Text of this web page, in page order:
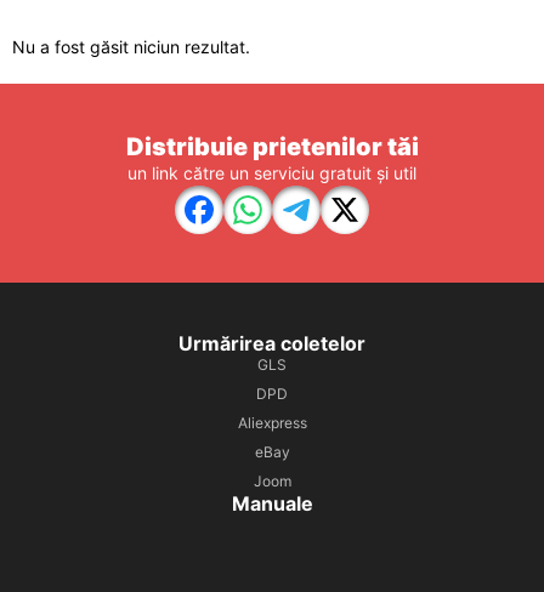
Nu a fost găsit niciun rezultat.
Distribuie prietenilor tăi
un link către un serviciu gratuit și util
Urmărirea coletelor
GLS
DPD
Aliexpress
eBay
Joom
Manuale